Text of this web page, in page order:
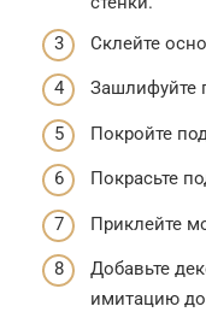
Склейте
Зашлифуйте
Покройте
Покрасьте
Приклейте
Добавьте
имитацию